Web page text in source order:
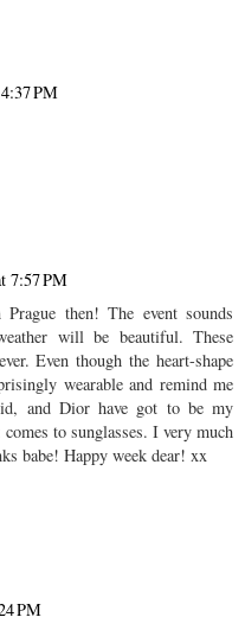
PM
7:57 PM
then! The event sounds
will be beautiful. These
Even though the heart-shape
wearable and remind me
and Dior have got to be my
to sunglasses. I very much
babe! Happy week dear! xx
PM